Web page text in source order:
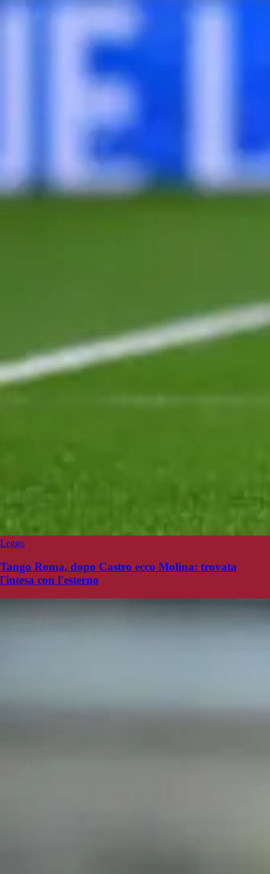
Leggo
Tango Roma, dopo Castro ecco Molina: trovata
l'intesa con l'esterno